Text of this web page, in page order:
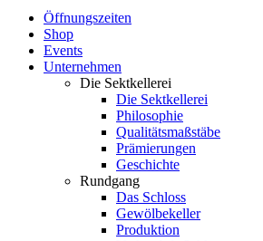
Öffnungszeiten
Shop
Events
Unternehmen
Die Sektkellerei
Die Sektkellerei
Philosophie
Qualitätsmaßstäbe
Prämierungen
Geschichte
Rundgang
Das Schloss
Gewölbekeller
Produktion